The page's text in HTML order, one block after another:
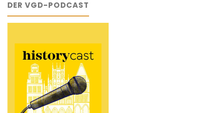
DER VGD-PODCAST